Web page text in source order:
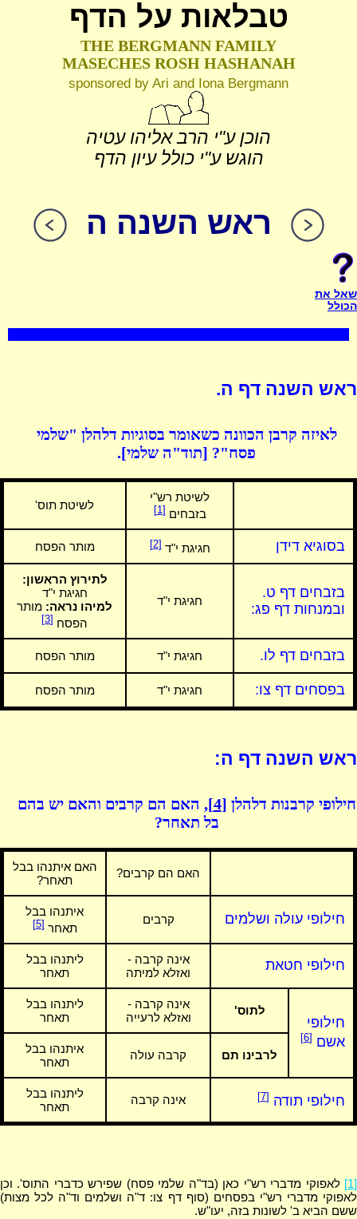
טבלאות על הדף
THE BERGMANN FAMILY
MASECHES ROSH HASHANAH
sponsored by Ari and Iona Bergmann
הוכן ע"י הרב אליהו עטיה
הוגש ע"י כולל עיון הדף
ראש השנה ה
שאל את
הכולל
ראש השנה דף ה.
לאיזה קרבן הכוונה כשאומר בסוגיות דלהלן "שלמי
פסח"? [תוד"ה שלמי].
לשיטת רש"י
בזבחים[1] לשיטת תוס'
בסוגיא דידן חגיגת י"ד[2] מותר הפסח
בזבחים דף ט.
ובמנחות דף פג:
חגיגת י"ד
לתירוץ הראשון:
חגיגת י"ד
למיהו נראה: מותר
הפסח [3]
בזבחים דף לו. חגיגת י"ד מותר הפסח
בפסחים דף צו: חגיגת י"ד מותר הפסח
ראש השנה דף ה:
חילופי קרבנות דלהלן [4]
, האם הם קרבים והאם יש בהם
בל תאחר?
האם הם קרבים?
האם איתנהו בבל
תאחר?
חילופי עולה ושלמים קרבים
איתנהו בבל
תאחר[5]
חילופי חטאת
אינה קרבה -
ואזלא למיתה
ליתנהו בבל
תאחר
חילופי
אשם [6]
לתוס'
אינה קרבה -
ואזלא לרעייה
ליתנהו בבל
תאחר
לרבינו תם קרבה עולה
איתנהו בבל
תאחר
חילופי תודה [7] אינה קרבה
ליתנהו בבל
תאחר
[1]
לאפוקי מדברי רש"י כאן (בד"ה שלמי פסח) שפירש כדברי התוס'. וכן
לאפוקי מדברי רש"י בפסחים (סוף דף צו: ד"ה ושלמים וד"ה לכל מצות)
ששם הביא ב' לשונות בזה, יעו"ש.